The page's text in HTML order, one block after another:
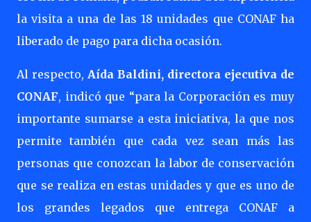
la visita a una de las 18 unidades que CONAF ha
liberado de pago para dicha ocasión.
Al respecto, Aída Baldini, directora ejecutiva de
CONAF, indicó que “para la Corporación es muy
importante sumarse a esta iniciativa, la que nos
permite también que cada vez sean más las
personas que conozcan la labor de conservación
que se realiza en estas unidades y que es uno de
los grandes legados que entrega CONAF a